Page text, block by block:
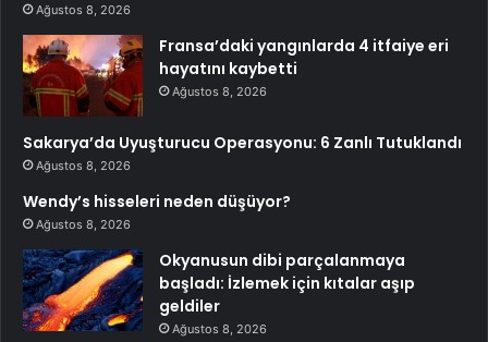
Ağustos 8, 2026
Fransa’daki yangınlarda 4 itfaiye eri
hayatını kaybetti
Ağustos 8, 2026
Sakarya’da Uyuşturucu Operasyonu: 6 Zanlı Tutuklandı
Ağustos 8, 2026
Wendy’s hisseleri neden düşüyor?
Ağustos 8, 2026
Okyanusun dibi parçalanmaya
başladı: İzlemek için kıtalar aşıp
geldiler
Ağustos 8, 2026